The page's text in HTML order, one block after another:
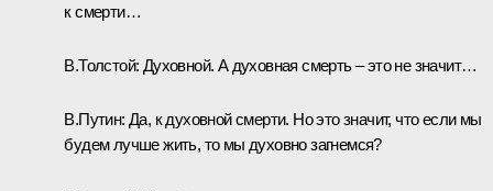
к смерти…
В.Толстой: Духовной. А духовная смерть – это не значит…
В.Путин: Да, к духовной смерти. Но это значит, что если мы
будем лучше жить, то мы духовно загнемся?